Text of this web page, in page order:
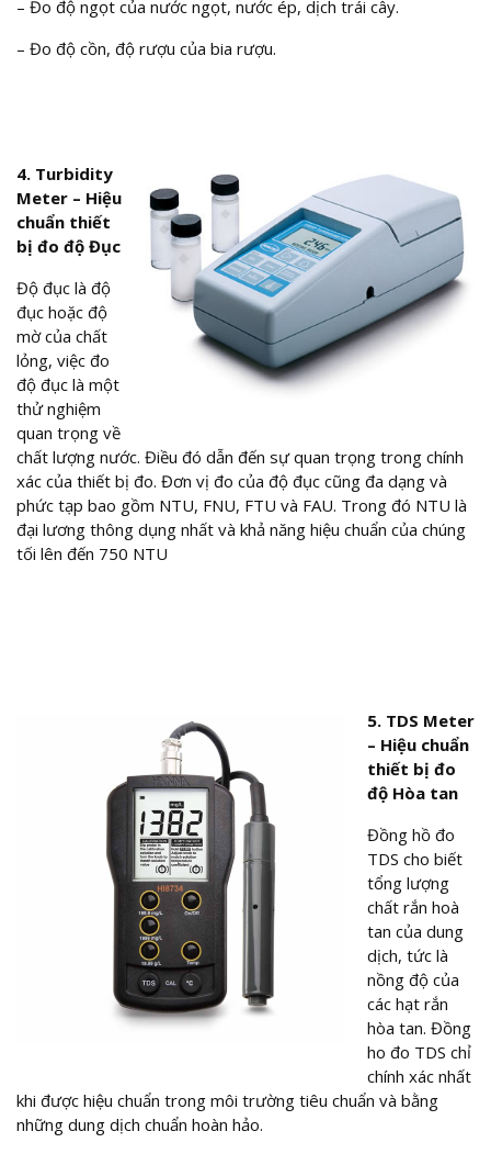
– Đo độ ngọt của nước ngọt, nước ép, dịch trái cây.
– Đo độ cồn, độ rượu của bia rượu.
4. Turbidity
Meter – Hiệu
chuẩn thiết
bị đo độ Đục
Độ đục là độ
đục hoặc độ
mờ của chất
lỏng, việc đo
độ đục là một
thử nghiệm
quan trọng về
chất lượng nước. Điều đó dẫn đến sự quan trọng trong chính
xác của thiết bị đo. Đơn vị đo của độ đục cũng đa dạng và
phức tạp bao gồm NTU, FNU, FTU và FAU. Trong đó NTU là
đại lương thông dụng nhất và khả năng hiệu chuẩn của chúng
tối lên đến 750 NTU
5. TDS Meter
– Hiệu chuẩn
thiết bị đo
độ Hòa tan
Đồng hồ đo
TDS cho biết
tổng lượng
chất rắn hoà
tan của dung
dịch, tức là
nồng độ của
các hạt rắn
hòa tan. Đồng
ho đo TDS chỉ
chính xác nhất
khi được hiệu chuẩn trong môi trường tiêu chuẩn và bằng
những dung dịch chuẩn hoàn hảo.